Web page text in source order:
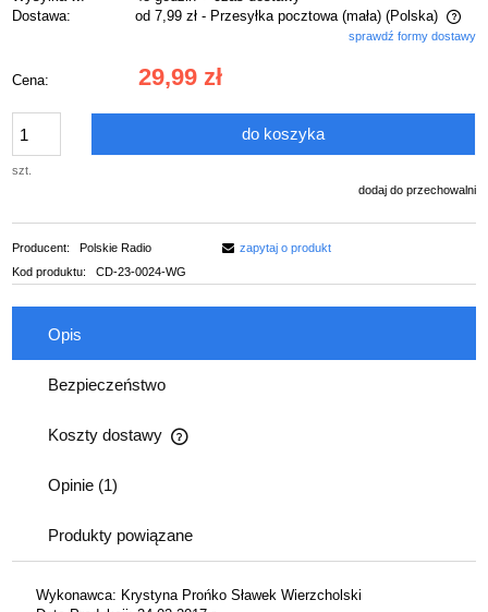
Dostawa:
od 7,99 zł - Przesyłka pocztowa (mała) (Polska)
Cena nie zawiera ewentualnych kosztów płatnościsprawdź formy dostawy
Cena: 29,99 zł
szt.
do koszyka
dodaj do przechowalni
Producent:
Polskie Radio
Kod produktu:
CD-23-0024-WG
zapytaj o produkt
Opis
Bezpieczeństwo
Koszty dostawy
Cena nie zawiera ewentualnych kosztów płatności
Opinie (1)
Produkty powiązane
Wykonawca: Krystyna Prońko Sławek Wierzcholski